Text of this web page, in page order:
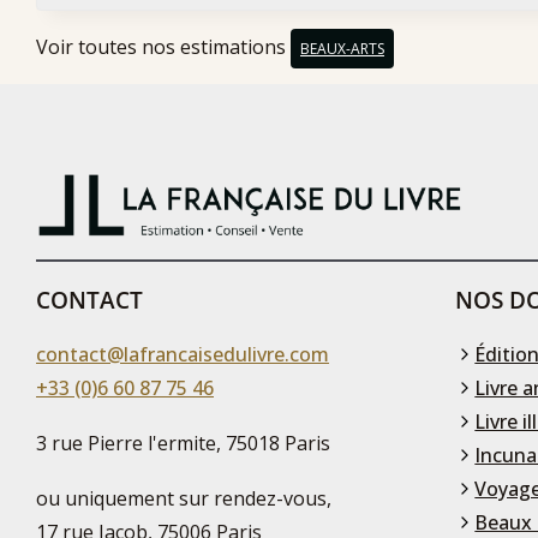
Voir toutes nos estimations BEAUX-ARTS
CONTACT
contact@lafrancaisedulivre.com
+33 (0)6 60 87 75 46
3 rue Pierre l'ermite, 75018 Paris
ou uniquement sur rendez-vous,
17 rue Jacob, 75006 Paris
NOS
Livre
Livre